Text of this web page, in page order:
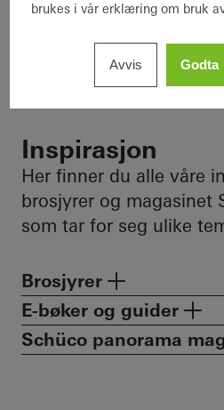
Last ned e-boken her
15,2 MB)
Inspirasjon
Her finner du alle våre
brosjyrer og magasinet
som tar for seg ulike
Brosjyrer
E-bøker og guider
Schüco panorama
brukes i vår erklæring om bruk
Avvis Godta